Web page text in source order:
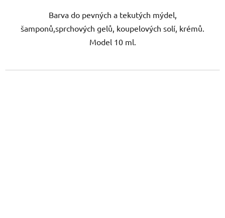
Barva do pevných a tekutých mýdel,
šamponů,sprchových gelů, koupelových solí, krémů.
Model 10 ml.